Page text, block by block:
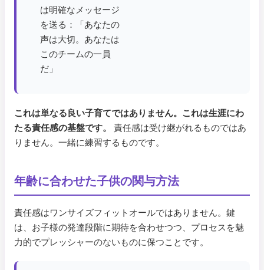
は明確なメッセージ
を送る：「あなたの
声は大切。あなたは
このチームの一員
だ」
これは単なる良い子育てではありません。これは生涯にわ
たる責任感の基盤です。
責任感は受け継がれるものではあ
りません。一緒に練習するものです。
年齢に合わせた子供の関与方法
責任感はワンサイズフィットオールではありません。鍵
は、お子様の発達段階に期待を合わせつつ、プロセスを魅
力的でプレッシャーのないものに保つことです。